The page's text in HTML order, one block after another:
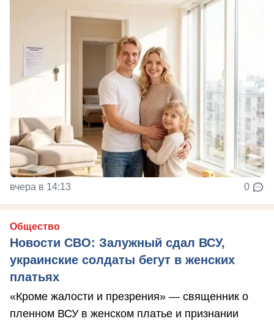
вчера в 14:13 0
Общество
Новости СВО: Залужный сдал ВСУ,
украинские солдаты бегут в женских
платьях
«Кроме жалости и презрения» — священник о
пленном ВСУ в женском платье и признании